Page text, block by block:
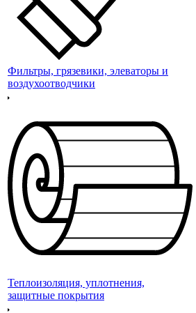
Фильтры, грязевики, элеваторы и
воздухоотводчики
Теплоизоляция, уплотнения,
защитные покрытия